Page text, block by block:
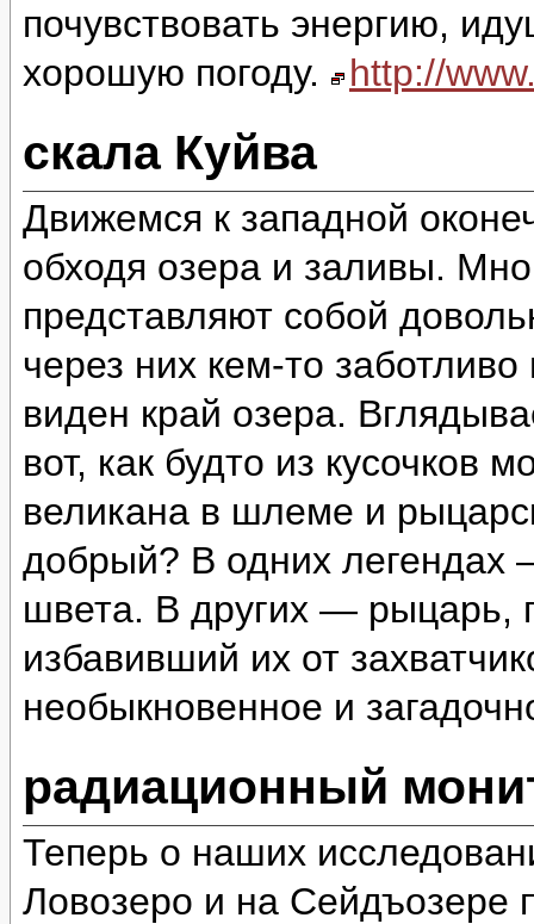
почувствовать энергию,
хорошую погоду.
http://
скала Куйва
Движемся к западной
обходя озера и заливы.
представляют собой
через них кем-то
виден край озера.
вот, как будто из кусочков
великана в шлеме и
добрый? В одних
швета. В других —
избавивший их от
необыкновенное и
радиационный
Теперь о наших
Ловозеро и на Сейдъозере